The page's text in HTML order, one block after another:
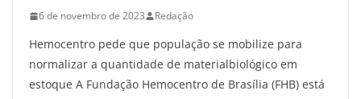
6 de novembro de 2023 Redação
Hemocentro pede que população se mobilize para
normalizar a quantidade de materialbiológico em
estoque A Fundação Hemocentro de Brasília (FHB) está